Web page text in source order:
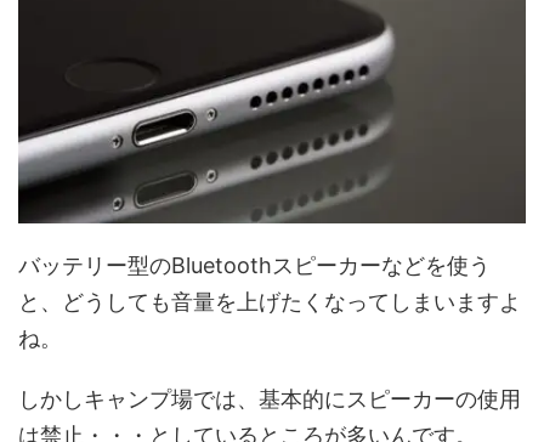
バッテリー型のBluetoothスピーカーなどを使う
と、どうしても音量を上げたくなってしまいますよ
ね。
しかしキャンプ場では、基本的にスピーカーの使用
は禁止・・・としているところが多いんです。